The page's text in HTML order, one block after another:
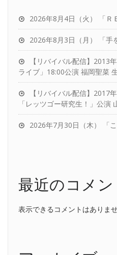
2026年8月4日（火） 「Ｒ
2026年8月3日（月） 「手
【リバイバル配信】2013
ライブ」18:00公演 福岡聖菜
【リバイバル配信】2017
「レッツゴー研究生！」公演
2026年7月30日（木） 「
最近のコメン
表示できるコメントはありませ